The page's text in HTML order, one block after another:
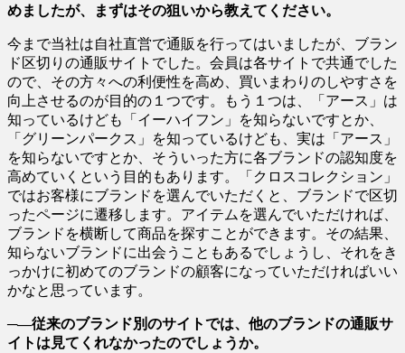
めましたが、まずはその狙いから教えてください。
今まで当社は自社直営で通販を行ってはいましたが、ブラン
ド区切りの通販サイトでした。会員は各サイトで共通でした
ので、その方々への利便性を高め、買いまわりのしやすさを
向上させるのが目的の１つです。もう１つは、「アース」は
知っているけども「イーハイフン」を知らないですとか、
「グリーンパークス」を知っているけども、実は「アース」
を知らないですとか、そういった方に各ブランドの認知度を
高めていくという目的もあります。「クロスコレクション」
ではお客様にブランドを選んでいただくと、ブランドで区切
ったページに遷移します。アイテムを選んでいただければ、
ブランドを横断して商品を探すことができます。その結果、
知らないブランドに出会うこともあるでしょうし、それをき
っかけに初めてのブランドの顧客になっていただければいい
かなと思っています。
─―従来のブランド別のサイトでは、他のブランドの通販サ
イトは見てくれなかったのでしょうか。